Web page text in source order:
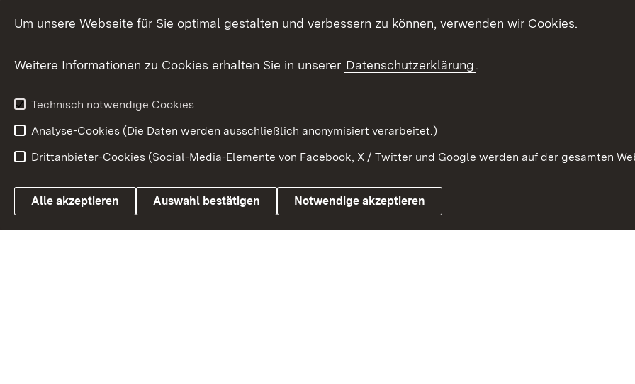
Ministerium
Wirtschaftsstandort
Urlaubs- und Kulturland
In Europa und der Welt
Gesetzblatt
Link zum Landesportal
Impressum
Um unsere Webseite für Sie optimal gestalten und verbessern zu können, verwenden wir Cookies.
Weitere Informationen zu Cookies erhalten Sie in unserer Datenschutzerklärung.
Technisch notwendige Cookies
Analyse-Cookies (Die Daten werden ausschließlich anonymisiert verarbeitet.)
Drittanbieter-Cookies (Social-Media-Elemente von Facebook, X / Twitter und Google werden auf der gesamten
Alle akzeptieren Auswahl bestätigen Notwendige akzeptieren